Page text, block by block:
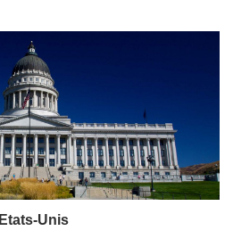
Etats-Unis